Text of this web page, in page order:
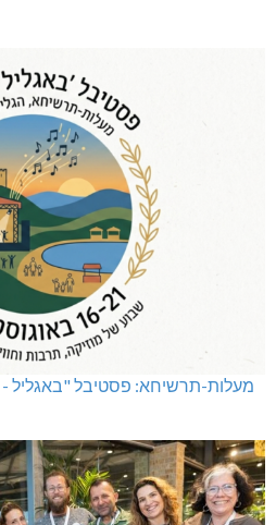
מעלות-תרשיחא: פסטיבל "באגליל -